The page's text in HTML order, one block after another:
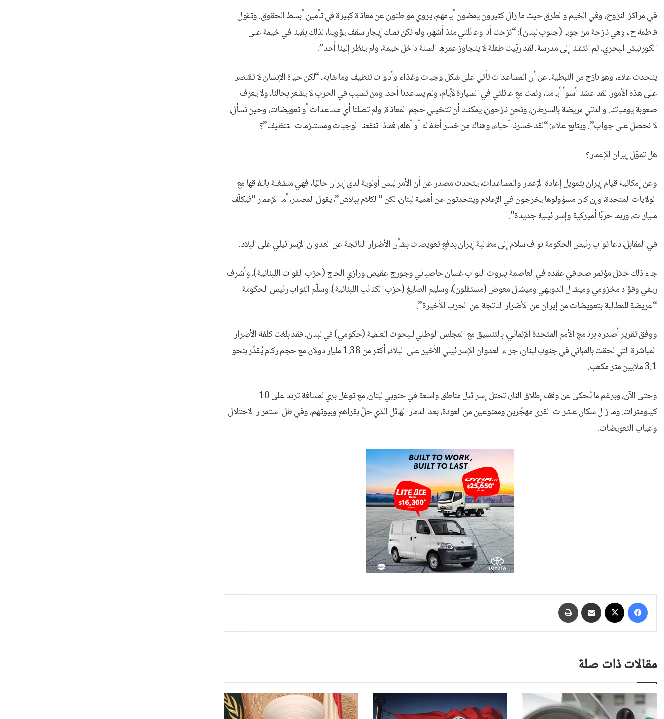
في مراكز النزوح، وفي الخيم والطرق حيث ما زال كثيرون يمضون أيامهم، يروي مواطنون عن معاناة كبيرة في تأمين أبسط الحقوق. وتقول
فاطمة ح.، وهي نازحة من جويا (جنوب لبنان): “نزحت أنا وعائلتي منذ أشهر، ولم نكن نملك إيجار سقف يؤوينا، لذلك بقينا في خيمة على
الكورنيش البحري، ثم انتقلنا إلى مدرسة. لقد ربّيت طفلة لا يتجاوز عمرها السنة داخل خيمة، ولم ينظر إلينا أحد”.
يتحدث علاء، وهو نازح من النبطية، عن أن المساعدات تأتي على شكل وجبات وغذاء وأدوات تنظيف وما شابه، “لكن حياة الإنسان لا تقتصر
على هذه الأمور. لقد عشنا أسوأ أيامنا، ونمت مع عائلتي في السيارة لأيام، ولم يساعدنا أحد. ومن تسبب في الحرب لا يشعر بحالنا، ولا يعرف
صعوبة يومياتنا. والدتي مريضة بالسرطان، ونحن نازحون، يمكنك أن تتخيلي حجم المعاناة. ولم تصلنا أي مساعدات أو تعويضات، وحين نسأل،
لا نحصل على جواب”. ويتابع علاء: “لقد خسرنا أحباء، وهناك من خسر أطفاله أو أهله، فماذا تنفعنا الوجبات ومستلزمات التنظيف”؟
هل تموّل إيران الإعمار؟
وعن إمكانية قيام إيران بتمويل إعادة الإعمار والمساعدات، يتحدث مصدر عن أن الأمر ليس أولوية لدى إيران حاليًا، فهي منشغلة باتفاقها مع
الولايات المتحدة، وإن كان مسؤولوها يخرجون في الإعلام ويتحدثون عن أهمية لبنان، لكن “الكلام ببلاش”، يقول المصدر، أما الإعمار “فيكلّف
مليارات، وربما حربًا أميركية وإسرائيلية جديدة”.
في المقابل، دعا نواب رئيس الحكومة نواف سلام إلى مطالبة إيران بدفع تعويضات بشأن الأضرار الناتجة عن العدوان الإسرائيلي على البلاد.
جاء ذلك خلال مؤتمر صحافي عقده في العاصمة بيروت النواب غسان حاصباني وجورج عقيص ورازي الحاج (حزب القوات اللبنانية)، وأشرف
ريفي وفؤاد مخزومي وميشال الدويهي وميشال معوض (مستقلون)، وسليم الصايغ (حزب الكتائب اللبنانية). وسلّم النواب رئيس الحكومة
“عريضة للمطالبة بتعويضات من إيران عن الأضرار الناتجة عن الحرب الأخيرة”.
ووفق تقرير أصدره برنامج الأمم المتحدة الإنمائي، بالتنسيق مع المجلس الوطني للبحوث العلمية (حكومي) في لبنان، فقد بلغت كلفة الأضرار
المباشرة التي لحقت بالمباني في جنوب لبنان، جراء العدوان الإسرائيلي الأخير على البلاد، أكثر من 1.38 مليار دولار، مع حجم ركام يُقدَّر بنحو
3.1 ملايين متر مكعب.
وحتى الآن، وبرغم ما يُحكى عن وقف إطلاق النار، تحتل إسرائيل مناطق واسعة في جنوبي لبنان، مع توغل بري لمسافة تزيد على 10
كيلومترات. وما زال سكان عشرات القرى مهجّرين وممنوعين من العودة، بعد الدمار الهائل الذي حلّ بقراهم وبيوتهم، وفي ظل استمرار الاحتلال
وغياب التعويضات.
فيسبوك مشاركة عبر البريد
مقالات ذات صلة